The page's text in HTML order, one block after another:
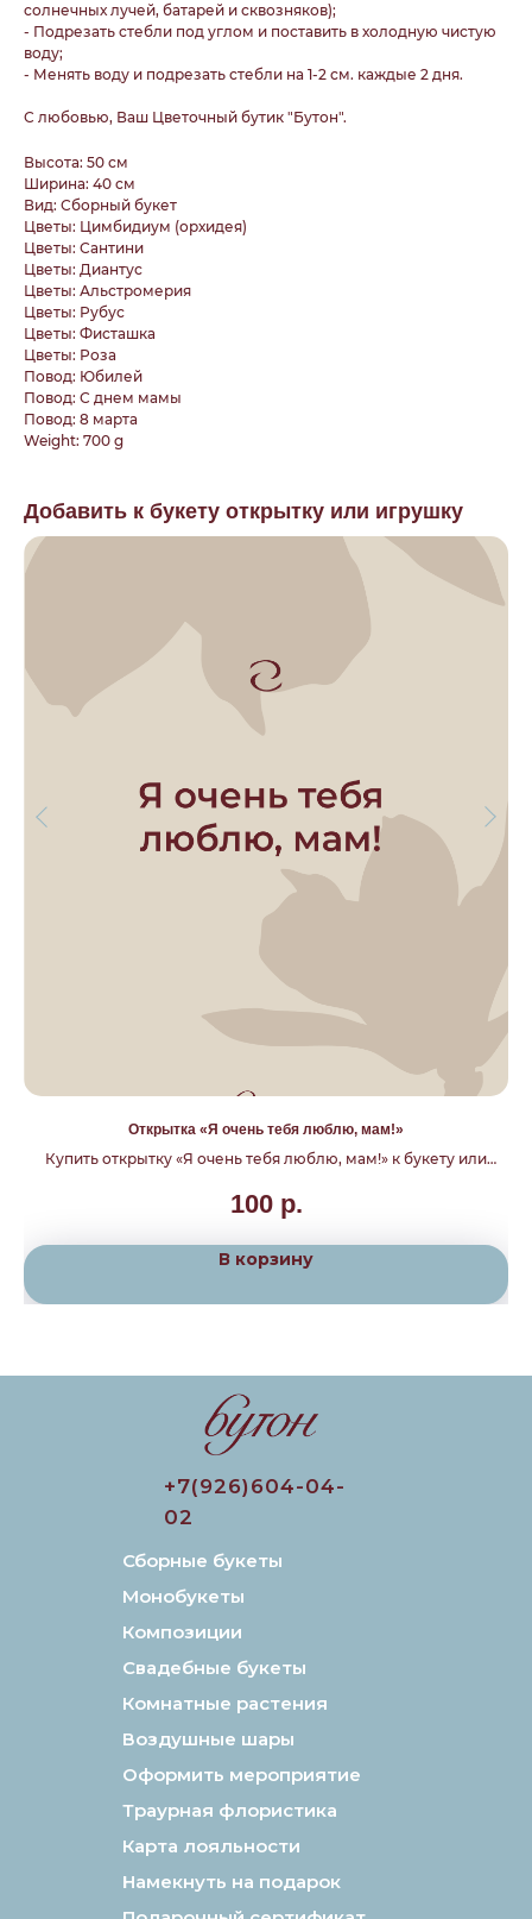
солнечных лучей, батарей и сквозняков);
- Подрезать стебли под углом и поставить в холодную чистую
воду;
- Менять воду и подрезать стебли на 1-2 см. каждые 2 дня.
С любовью, Ваш Цветочный бутик "Бутон".
Высота: 50 см
Ширина: 40 см
Вид: Сборный букет
Цветы: Цимбидиум (орхидея)
Цветы: Сантини
Цветы: Диантус
Цветы: Альстромерия
Цветы: Рубус
Цветы: Фисташка
Цветы: Роза
Повод: Юбилей
Повод: С днем мамы
Повод: 8 марта
Weight: 700 g
Добавить к букету открытку или игрушку
Открытка «Я очень тебя люблю, мам!»
Купить открытку «Я очень тебя люблю, мам!» к букету или
Подмосковью от магазина «Бутон».
100 р.
В корзину
Свадебные букеты
Композиции
Монобукеты
Сборные букеты
Комнатные растения
Воздушные шары
Траурная флористика
Оформить мероприятие
Намекнуть на подарок
Карта лояльности
+7(926)604-04-
02